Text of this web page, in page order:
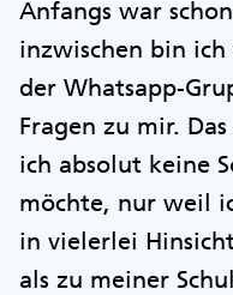
Anfangs war
inzwischen bin
der Whatsapp-
Fragen zu mir.
ich absolut keine
möchte, nur weil
in vielerlei
als zu meiner